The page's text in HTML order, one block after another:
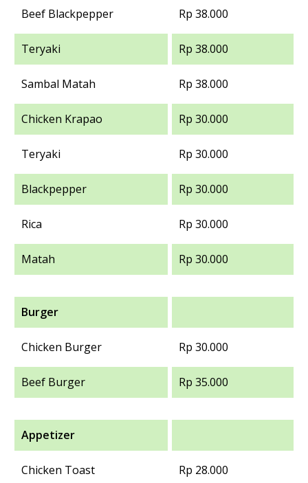
Beef Blackpepper Rp 38.000
Teryaki Rp 38.000
Sambal Matah Rp 38.000
Chicken Krapao Rp 30.000
Teryaki Rp 30.000
Blackpepper Rp 30.000
Rica Rp 30.000
Matah Rp 30.000
Burger
Chicken Burger Rp 30.000
Beef Burger Rp 35.000
Appetizer
Chicken Toast Rp 28.000